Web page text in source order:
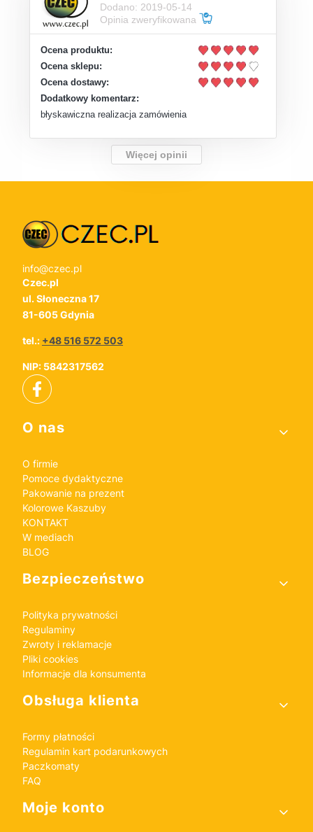
Dodano: 2019-05-14
Opinia zweryfikowana
Ocena produktu:
Ocena sklepu:
Ocena dostawy:
Dodatkowy komentarz:
błyskawiczna realizacja zamówienia
Więcej opinii
info@czec.pl
Czec.pl
ul. Słoneczna 17
81-605 Gdynia
tel.: +48 516 572 503
NIP: 5842317562
Linki w stopce
O nas
O firmie
Pomoce dydaktyczne
Pakowanie na prezent
Kolorowe Kaszuby
KONTAKT
W mediach
BLOG
Bezpieczeństwo
Polityka prywatności
Regulaminy
Zwroty i reklamacje
Pliki cookies
Informacje dla konsumenta
Obsługa klienta
Formy płatności
Regulamin kart podarunkowych
Paczkomaty
FAQ
Moje konto